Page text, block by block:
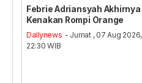
Febrie Adriansyah Akhirnya
Kenakan Rompi Orange
Dailynews - Jumat , 07 Aug 2026,
22:30 WIB